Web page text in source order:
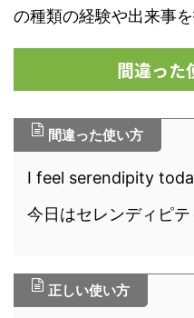
の種類の経験や出来事を
間違っ
間違った使い方
I feel serendipity
今日はセレンディピテ
正しい使い方